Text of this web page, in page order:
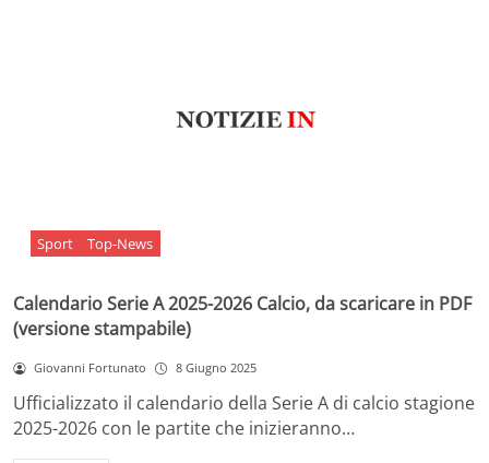
Sport Top-News
Calendario Serie A 2025-2026 Calcio, da scaricare in PDF
(versione stampabile)
Giovanni Fortunato 8 Giugno 2025
Ufficializzato il calendario della Serie A di calcio stagione
2025-2026 con le partite che inizieranno…